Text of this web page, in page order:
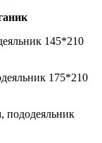
145*210
175*210
пододеяльник